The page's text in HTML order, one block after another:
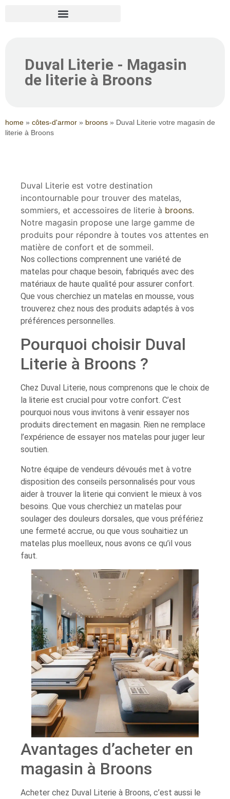
Duval Literie - Magasin
de literie à Broons
home » côtes-d'armor » broons » Duval Literie votre magasin de
literie à Broons
Duval Literie est votre destination
incontournable pour trouver des matelas,
sommiers, et accessoires de literie à broons.
Notre magasin propose une large gamme de
produits pour répondre à toutes vos attentes en
matière de confort et de sommeil.
Nos collections comprennent une variété de
matelas pour chaque besoin, fabriqués avec des
matériaux de haute qualité pour assurer confort.
Que vous cherchiez un matelas en mousse, vous
trouverez chez nous des produits adaptés à vos
préférences personnelles.
Pourquoi choisir Duval
Literie à Broons ?
Chez Duval Literie, nous comprenons que le choix de
la literie est crucial pour votre confort. C’est
pourquoi nous vous invitons à venir essayer nos
produits directement en magasin. Rien ne remplace
l’expérience de essayer nos matelas pour juger leur
soutien.
Notre équipe de vendeurs dévoués met à votre
disposition des conseils personnalisés pour vous
aider à trouver la literie qui convient le mieux à vos
besoins. Que vous cherchiez un matelas pour
soulager des douleurs dorsales, que vous préfériez
une fermeté accrue, ou que vous souhaitiez un
matelas plus moelleux, nous avons ce qu’il vous
faut.
Avantages d’acheter en
magasin à Broons
Acheter chez Duval Literie à Broons, c’est aussi le